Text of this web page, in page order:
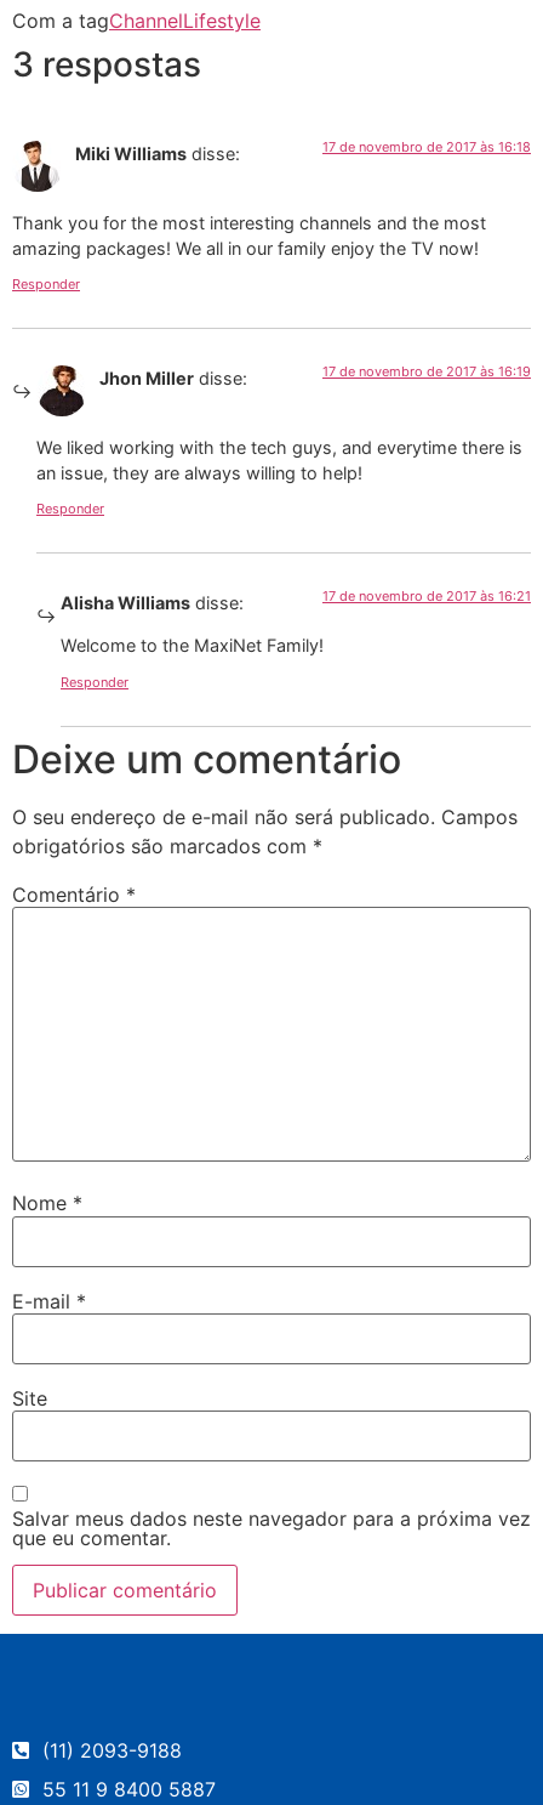
Com a tagChannelLifestyle
3 respostas
Miki Williams disse: 17 de novembro de 2017 às 16:18
Thank you for the most interesting channels and the most
amazing packages! We all in our family enjoy the TV now!
Responder
Jhon Miller disse: 17 de novembro de 2017 às 16:19
We liked working with the tech guys, and everytime there is
an issue, they are always willing to help!
Responder
Alisha Williams disse: 17 de novembro de 2017 às 16:21
Welcome to the MaxiNet Family!
Responder
Deixe um comentário
O seu endereço de e-mail não será publicado. Campos
obrigatórios são marcados com *
Comentário *
Nome *
E-mail *
Site
Salvar meus dados neste navegador para a próxima vez
que eu comentar.
(11) 2093-9188
55 11 9 8400 5887